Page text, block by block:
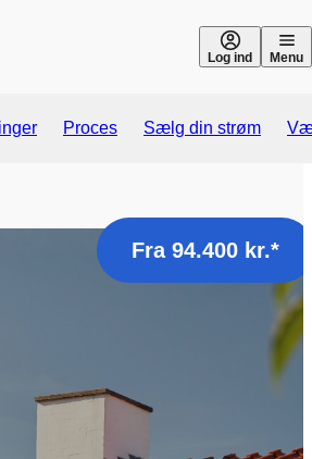
Log ind Menu
Proces Sælg din strøm
Fra 94.400 kr.*